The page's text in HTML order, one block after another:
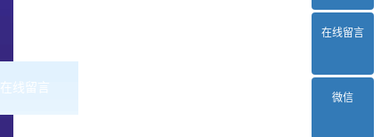
在线留言
在线留言
微信